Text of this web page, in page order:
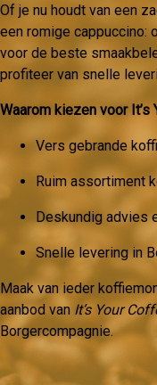
Of je nu houdt van een
een romige
voor de beste
profiteer van snelle
Waarom kiezen voor
Vers gebrande
Ruim assortiment
Deskundig advies
Snelle levering in
Maak van ieder
aanbod van It’s Your
Borgercompagnie.